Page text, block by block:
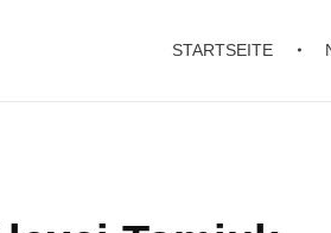
STARTSEITE